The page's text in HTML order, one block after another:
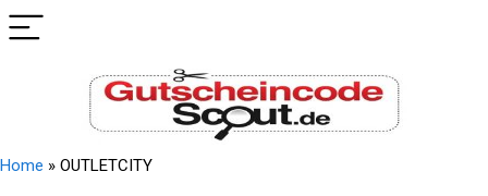
Home » OUTLETCITY